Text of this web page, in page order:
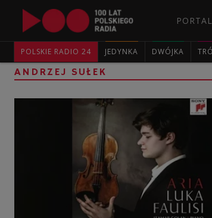
POLSKIE RADIO 24 JEDYNKA DWÓJKA
ANDRZEJ SUŁEK